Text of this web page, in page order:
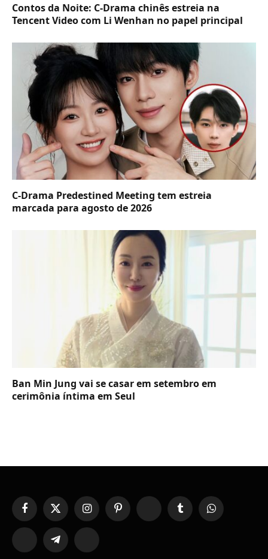
Contos da Noite: C-Drama chinês estreia na
Tencent Video com Li Wenhan no papel principal
C-Drama Predestined Meeting tem estreia
marcada para agosto de 2026
Ban Min Jung vai se casar em setembro em
cerimônia íntima em Seul
FacebookX
(Twitter)
InstagramPinterest YouTubeTumblr WhatsApp
TikTok Telegram Threads